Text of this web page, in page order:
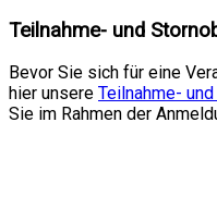
Teilnahme- und
Bevor Sie sich für eine
hier unsere Teilnahme-
Sie im Rahmen der